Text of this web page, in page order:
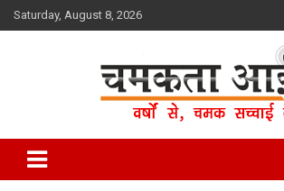
Skip
to
Saturday, August 8, 2026
Chamakta Aina